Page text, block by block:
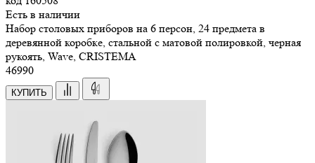
Есть в наличии
Набор столовых приборов на 6 персон, 24 предмета в
деревянной коробке, стальной с матовой полировкой, черная
рукоять, Wave, CRISTEMA
46990
КУПИТЬ